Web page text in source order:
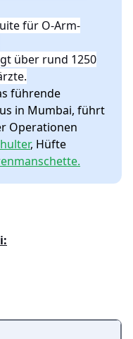
für O-Arm-
über rund 1250
führende
in Mumbai, führt
Operationen
, Hüfte